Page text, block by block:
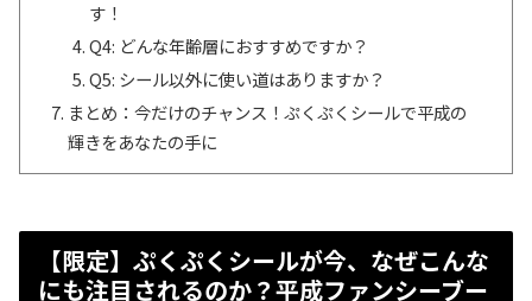
す！
Q4: どんな年齢層におすすめですか？
Q5: シール以外に使い道はありますか？
まとめ：今だけのチャンス！ぷくぷくシールで平成の
輝きをあなたの手に
【限定】ぷくぷくシールが今、なぜこんな
にも注目されるのか？平成ファンシーブー